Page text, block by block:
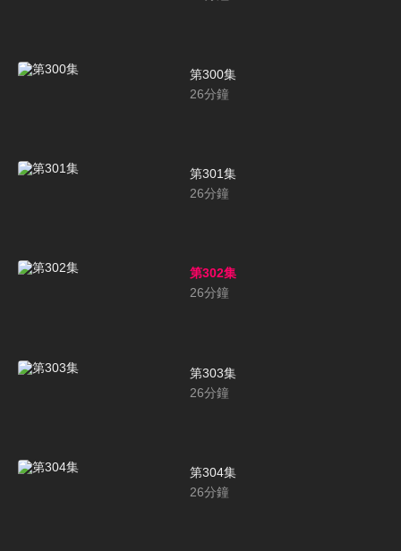
第300集
26分鐘
第301集
26分鐘
第302集
26分鐘
第303集
26分鐘
第304集
26分鐘